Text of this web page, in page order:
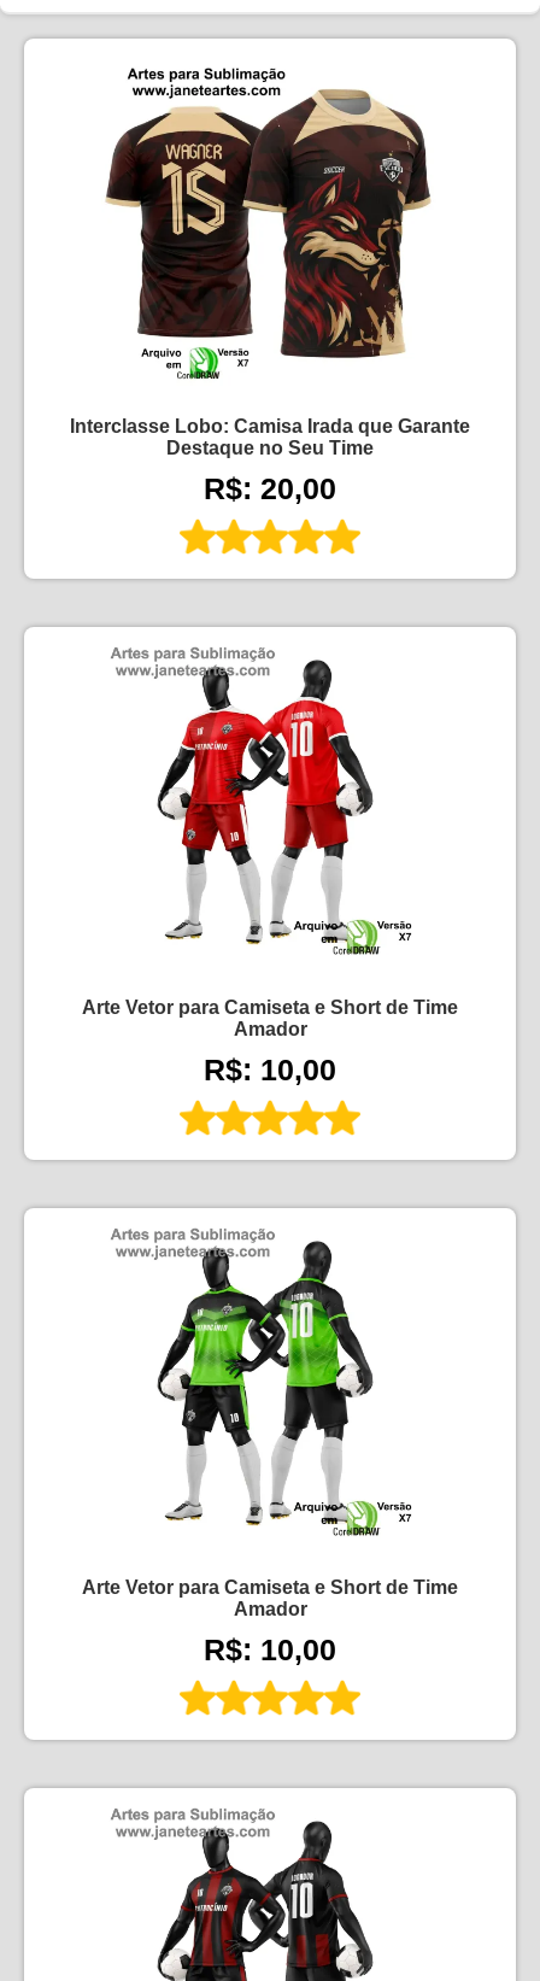
Interclasse Lobo: Camisa Irada que Garante
Destaque no Seu Time
R$: 20,00
Arte Vetor para Camiseta e Short de Time
Amador
R$: 10,00
Arte Vetor para Camiseta e Short de Time
Amador
R$: 10,00